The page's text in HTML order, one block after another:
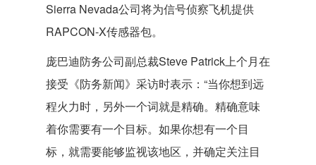
Sierra Nevada公司将为信号侦察飞机提供
RAPCON-X传感器包。
庞巴迪防务公司副总裁Steve Patrick上个月在
接受《防务新闻》采访时表示：“当你想到远
程火力时，另外一个词就是精确。精确意味
着你需要有一个目标。如果你想有一个目
标，就需要能够监视该地区，并确定关注目